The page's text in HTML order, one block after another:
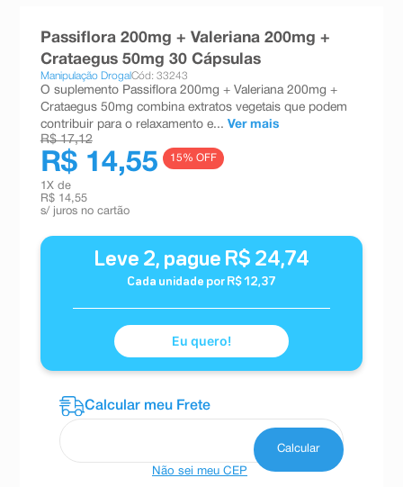
Passiflora 200mg + Valeriana 200mg +
Crataegus 50mg 30 Cápsulas
Manipulação DrogalCód: 33243
O suplemento Passiflora 200mg + Valeriana 200mg +
Crataegus 50mg combina extratos vegetais que podem
contribuir para o relaxamento e... Ver mais
R$ 17,12
R$ 14,55 15% OFF
1 X de
R$ 14,55
s/ juros no cartão
Leve 2, pague R$ 24,74
Cada unidade por R$12,37
Eu quero!
Não sei meu CEP
teste gravidez
10ºesmalte